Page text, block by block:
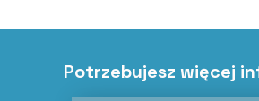
Potrzebujesz więcej